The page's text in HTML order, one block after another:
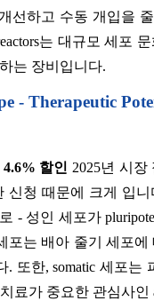
하고 수동 개입을
는 대규모 세포
는 장비입니다.
- Therapeutic
4.6% 할인 2025년 시장
청 때문에 크게 입
- 성인 세포가
는 배아 줄기 세포
한, somatic 세포는
가 중요한 관심사인